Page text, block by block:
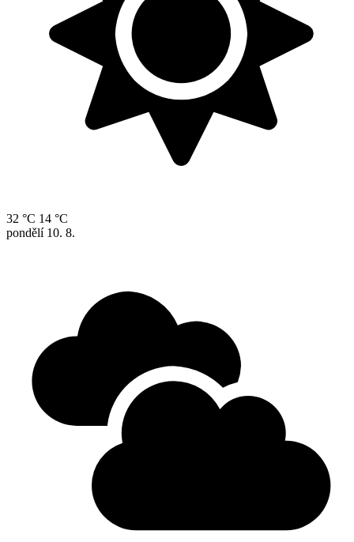
32 °C 14 °C
pondělí 10. 8.